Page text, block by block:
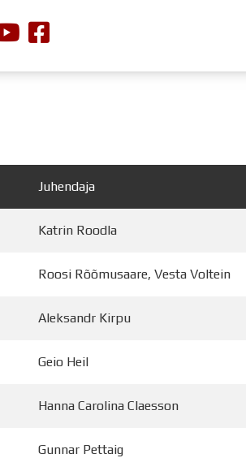
Lapsevanemale
Toitlustamine
Õpilasesindus
Juhendaja
Katrin Roodla
Roosi Rõõmusaare, Vesta Voltein
Aleksandr Kirpu
Geio Heil
Hanna Carolina Claesson
Gunnar Pettaig